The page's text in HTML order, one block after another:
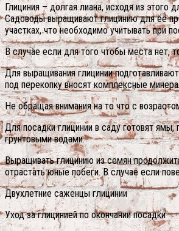
Глициния – долгая лиана, исходя из
Садоводы выращивают глицинию для ее
участках, что необходимо учитывать при
В случае если для того чтобы места нет,
Для выращивания глицинии
под перекопку вносят комплексные
Не обращая внимания на то что с
Для посадки глицинии в саду готовят
грунтовыми водами.
Выращивать глицинию из семян
отрастать юные побеги. В случае если
Двухлетние саженцы глицинии
Уход за глицинией по окончании посадки